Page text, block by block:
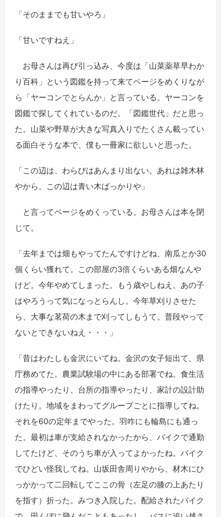
「そのままでも甘いやろ」
「甘いですねえ」
お母さんは再び引っ込み、今度は「山菜薬草早わか
り百科」という図鑑を持って来てページをめくりなが
ら「ヤーコンでとらんか」と言っている。ヤーコンを
図鑑で探してくれているのだ。「図鑑世代」だと思っ
た。山菜や野草が大きな写真入りでたくさん載ってい
る面白そうな本で、僕も一冊家に欲しいと思った。
「この辺は、わらびはあんまり出ない。あれは雑木林
やから。この辺は青い木ばっかりや」
と言ってページをめくっている。お母さんは本を閉
じて。
「去年までは畑もやってたんですけどね、南瓜とか30
個くらい獲れて。この部屋の3倍くらいある畑なんや
けど。今年やめてしまった。もう歳やしねえ。あの子
はやろうって気になっとらんし。今年草刈りさせた
ら、大事な茗荷の木まで刈ってしもうて。普段やって
ないとできないねえ・・・」
「昔はわたしも金沢にいてね。金沢の女子短出て、県
庁務めてた。農業試験場の中にある部署でね。食生活
の指導やったり、台所の指導やったり、家計の設計助
けたり。地域をまわってグループごとに指導してね。
それを60の定年までやった。羽咋にも輪島にも通っ
た。最初は車が支給されなかったから、バイクで通勤
してたけど、そのうち車が入ってよかったね。バイク
でひどい怪我してね。山坂田舎周りやから、材木にひ
っかかって二回転してここの骨（左足の膝の上あたり
を指す）折った。みつき入院した。配給されたバイク